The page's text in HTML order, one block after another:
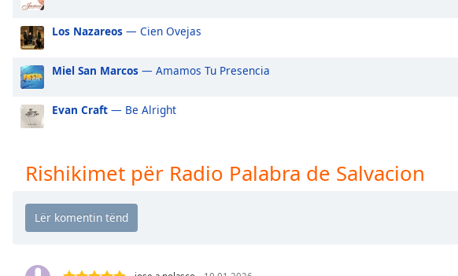
in-
Picture
This
modal
Beginning
dialog
window.
Los Nazareos — Cien Ovejas
Miel San Marcos — Amamos Tu Presencia
Evan Craft — Be Alright
Rishikimet për Radio Palabra de Salvacion